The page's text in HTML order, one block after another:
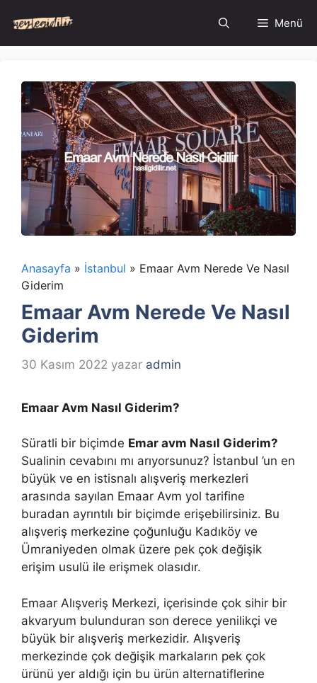
atla
Menü
Anasayfa » İstanbul » Emaar Avm Nerede Ve Nasıl
Giderim
Emaar Avm Nerede Ve Nasıl
Giderim
30 Kasım 2022 yazar admin
Emaar Avm Nasıl Giderim?
Süratli bir biçimde Emar avm Nasıl Giderim?
Sualinin cevabını mı arıyorsunuz? İstanbul ’un en
büyük ve en istisnalı alışveriş merkezleri
arasında sayılan Emaar Avm yol tarifine
buradan ayrıntılı bir biçimde erişebilirsiniz. Bu
alışveriş merkezine çoğunluğu Kadıköy ve
Ümraniyeden olmak üzere pek çok değişik
erişim usulü ile erişmek olasıdır.
Emaar Alışveriş Merkezi, içerisinde çok sihir bir
akvaryum bulunduran son derece yenilikçi ve
büyük bir alışveriş merkezidir. Alışveriş
merkezinde çok değişik markaların pek çok
ürünü yer aldığı için bu ürün alternatiflerine